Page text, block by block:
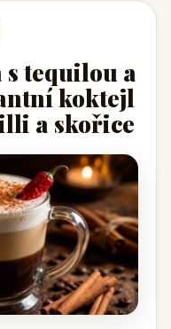
s tequilou a
koktejl
a skořice